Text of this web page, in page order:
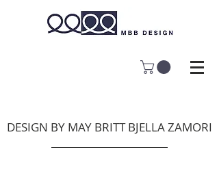
DESIGN BY MAY BRITT BJELLA ZAMORI